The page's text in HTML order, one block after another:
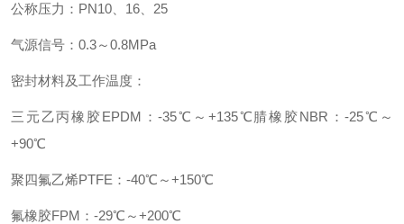
公称压力：PN10、16、25
气源信号：0.3～0.8MPa
密封材料及工作温度：
三元乙丙橡胶EPDM：-35℃～+135℃腈橡胶NBR：-25℃～
+90℃
聚四氟乙烯PTFE：-40℃～+150℃
氟橡胶FPM：-29℃～+200℃